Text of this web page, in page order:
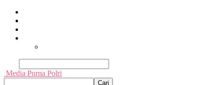
Media Purna Polri